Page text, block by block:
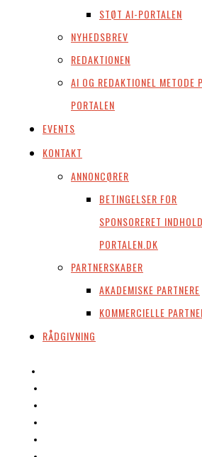
STØT AI-PORTALEN
NYHEDSBREV
REDAKTIONEN
AI OG REDAKTIONEL METODE
PORTALEN
EVENTS
KONTAKT
ANNONCØRER
BETINGELSER FOR
SPONSORERET
PORTALEN.DK
PARTNERSKABER
AKADEMISKE PARTNERE
KOMMERCIELLE
RÅDGIVNING